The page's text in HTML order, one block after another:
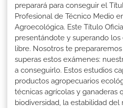
preparará para conseguir el
Profesional de Técnico Medio
Agroecológica. Este Título
presentándote y superando
libre. Nosotros te
superas estos exámenes:
a conseguirlo. Estos estudios
productos agropecuarios
técnicas agrícolas y ganaderas
biodiversidad, la estabilidad